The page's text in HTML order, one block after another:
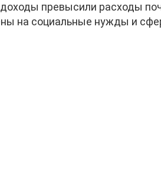
превысили расходы
на социальные нужды и